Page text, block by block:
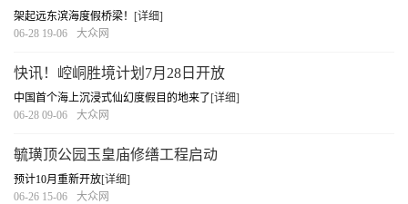
架起远东滨海度假桥梁！ [详细]
06-28 19-06
大众网
快讯！崆峒胜境计划7月28日开放
中国首个海上沉浸式仙幻度假目的地来了[详细]
06-28 09-06
大众网
毓璜顶公园玉皇庙修缮工程启动
预计10月重新开放[详细]
06-26 15-06
大众网